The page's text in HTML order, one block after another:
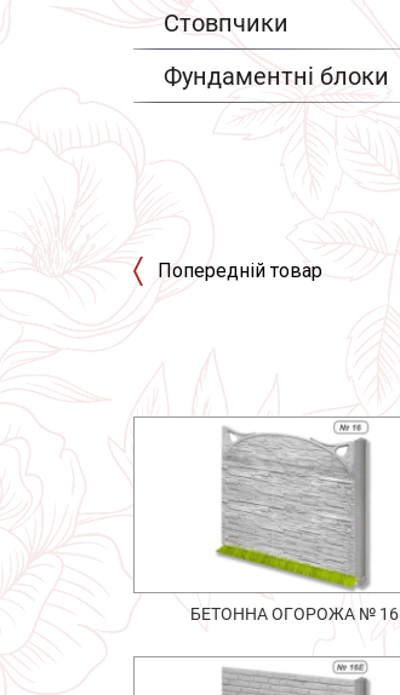
Стовпчики
Фундаментні блоки
Попередній товар
БЕТОННА ОГОРОЖА № 16